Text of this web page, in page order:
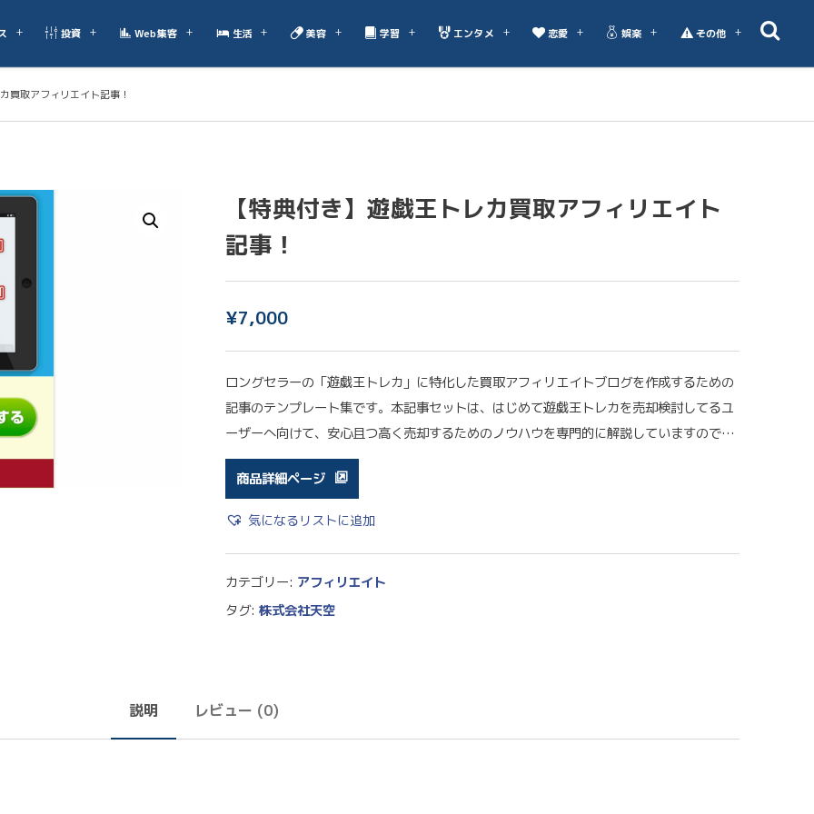
投資 Web集客 生活 美容 学習 エンタメ 恋愛 娯楽 その他
買取アフィリエイト記事！
【特典付き】遊戯王トレカ買取アフィリエイト
記事！
¥7,000
ロングセラーの「遊戯王トレカ」に特化した買取アフィリエイトブログを作成するための
記事のテンプレート集です。本記事セットは、はじめて遊戯王トレカを売却検討してるユ
ーザーへ向けて、安心且つ高く売却するためのノウハウを専門的に解説していますので…
商品詳細ページ
気になるリストに追加
カテゴリー: アフィリエイト
タグ: 株式会社天空
説明 レビュー (0)